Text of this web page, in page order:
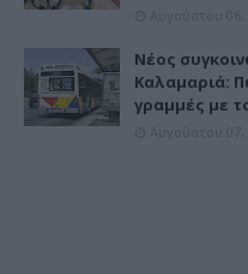
Νέος
Καλαμαριά:
γραμμές με